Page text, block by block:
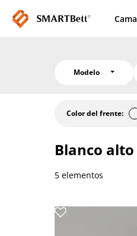
Modelo
Color del frente:
Blanco
5 elementos